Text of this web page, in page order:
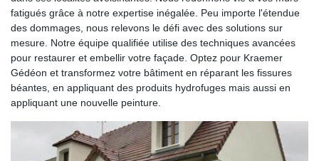
fatigués grâce à notre expertise inégalée. Peu importe l'étendue
des dommages, nous relevons le défi avec des solutions sur
mesure. Notre équipe qualifiée utilise des techniques avancées
pour restaurer et embellir votre façade. Optez pour Kraemer
Gédéon et transformez votre bâtiment en réparant les fissures
béantes, en appliquant des produits hydrofuges mais aussi en
appliquant une nouvelle peinture.